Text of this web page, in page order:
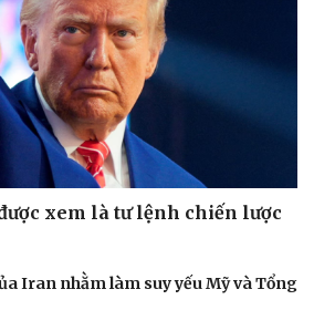
xem là tư lệnh chiến lược
Iran nhằm làm suy yếu Mỹ và Tổng